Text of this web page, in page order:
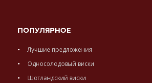
ПОПУЛЯРНОЕ
Лучшие предложения
Односолодовый виски
Шотландский виски